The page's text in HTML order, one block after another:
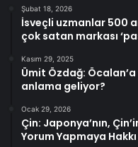
Şubat 18, 2026
İsveçli uzmanlar 500
çok satan markası
Kasım 29, 2025
Ümit Özdağ:
anlama geliyor?
Ocak 29, 2026
Çin: Japonya’nın,
Yorum Yapmaya